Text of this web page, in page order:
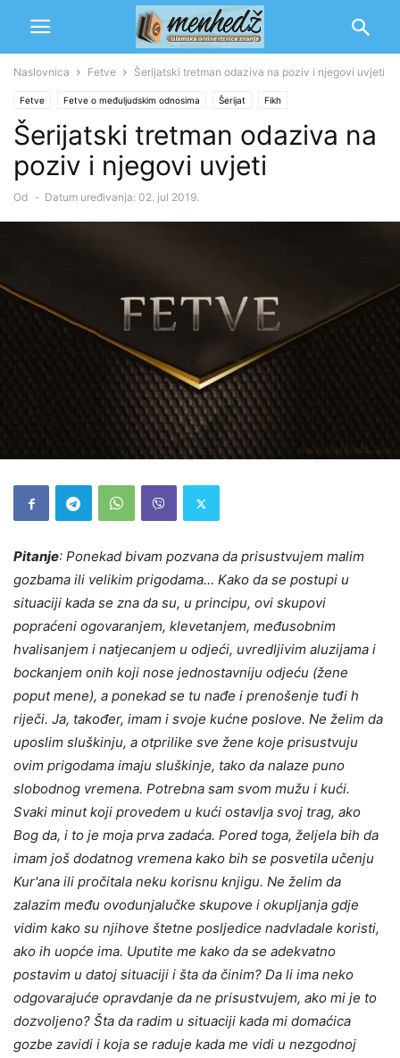
Naslovnica Fetve Šerijatski tretman odaziva na poziv i njegovi uvjeti
Fetve Fetve o međuljudskim odnosima Šerijat Fikh
Šerijatski tretman odaziva na
poziv i njegovi uvjeti
Od - Datum uređivanja: 02. jul 2019.
Pitanje: Ponekad bivam pozvana da prisustvujem malim
gozbama ili velikim prigodama… Kako da se postupi u
situaciji kada se zna da su, u principu, ovi skupovi
popraćeni ogovaranjem, klevetanjem, međusobnim
hvalisanjem i natjecanjem u odjeći, uvredljivim aluzijama i
bockanjem onih koji nose jednostavniju odjeću (žene
poput mene), a ponekad se tu nađe i prenošenje tuđi h
riječi. Ja, također, imam i svoje kućne poslove. Ne želim da
uposlim sluškinju, a otprilike sve žene koje prisustvuju
ovim prigodama imaju sluškinje, tako da nalaze puno
slobodnog vremena. Potrebna sam svom mužu i kući.
Svaki minut koji provedem u kući ostavlja svoj trag, ako
Bog da, i to je moja prva zadaća. Pored toga, željela bih da
imam još dodatnog vremena kako bih se posvetila učenju
Kur'ana ili pročitala neku korisnu knjigu. Ne želim da
zalazim među ovodunjalučke skupove i okupljanja gdje
vidim kako su njihove štetne posljedice nadvladale koristi,
ako ih uopće ima. Uputite me kako da se adekvatno
postavim u datoj situaciji i šta da činim? Da li ima neko
odgovarajuće opravdanje da ne prisustvujem, ako mi je to
dozvoljeno? Šta da radim u situaciji kada mi domaćica
gozbe zavidi i koja se raduje kada me vidi u nezgodnoj